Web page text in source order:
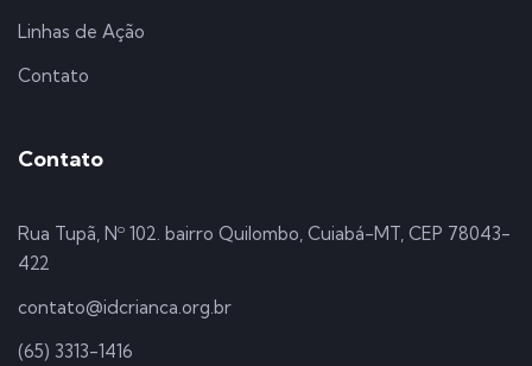
Linhas de Ação
Contato
Contato
Rua Tupã, Nº 102. bairro Quilombo, Cuiabá-MT, CEP 78043-
422
contato@idcrianca.org.br
(65) 3313-1416